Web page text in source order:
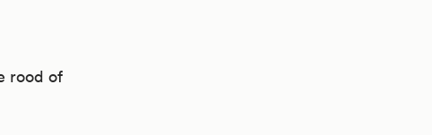
rood of